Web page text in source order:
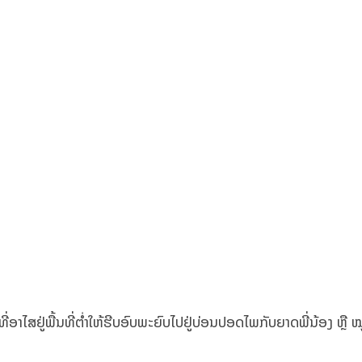
ທີ່ອາໄສຢູ່ພື້ນທີ່ຕ່ຳໃຫ້ຮີບອົບພະຍົບໄປຢູ່ບ່ອນປອດໄພກັບຍາດພີ່ນ້ອງ ຫຼື